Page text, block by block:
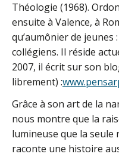
Théologie (1968).
ensuite à Valence, à
qu’aumônier de jeunes
collégiens. Il réside
2007, il écrit sur son
librement) :
Grâce à son art de la
nous montre que la
lumineuse que la
raconte une histoire